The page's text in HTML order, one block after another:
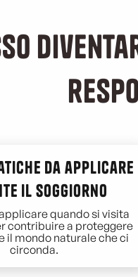
da applicare
il soggiorno
quando si visita
contribuire a proteggere
il mondo naturale che ci
circonda.